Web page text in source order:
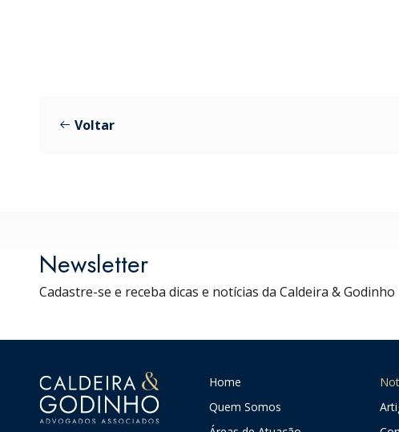
Voltar
Newsletter
Cadastre-se e receba dicas e notícias da Caldeira & Godinho
Home
Quem Somos